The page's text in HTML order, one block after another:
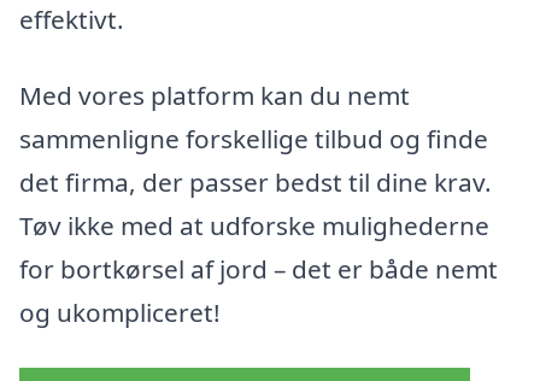
effektivt.
Med vores platform kan du nemt
sammenligne forskellige tilbud og finde
det firma, der passer bedst til dine krav.
Tøv ikke med at udforske mulighederne
for bortkørsel af jord – det er både nemt
og ukompliceret!